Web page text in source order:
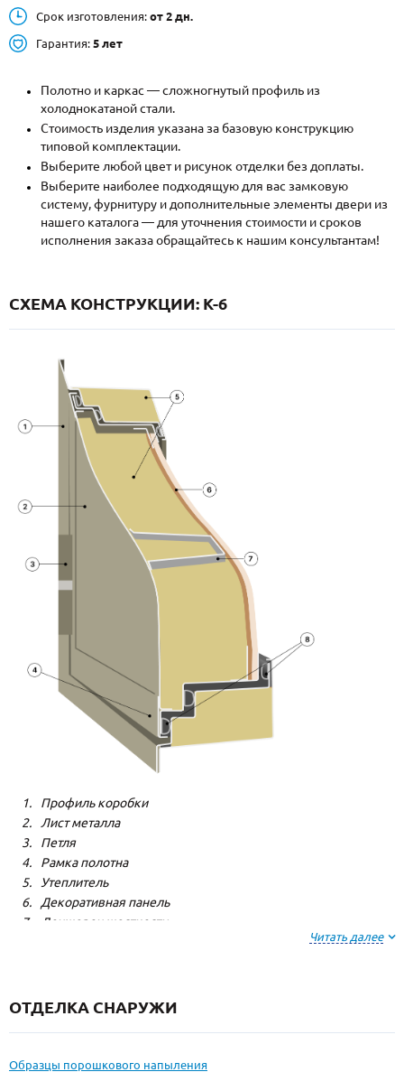
НАЙТИ:
+7 (495) 411-44-41
INFO@META-M.RU
ЗАПРОСИТЬ РАСЧЕТ
Каталог Распродажа Как купить
Записаться на замер
Срок изготовления: от 2 дн.
Гарантия: 5 лет
Полотно и каркас — сложногнутый профиль из
холоднокатаной стали.
Стоимость изделия указана за базовую конструкцию
типовой комплектации.
Выберите любой цвет и рисунок отделки без доплаты.
Выберите наиболее подходящую для вас замковую
систему, фурнитуру и дополнительные элементы двери из
нашего каталога — для уточнения стоимости и сроков
исполнения заказа обращайтесь к нашим консультантам!
СХЕМА КОНСТРУКЦИИ: K-6
Профиль коробки
Лист металла
Петля
Рамка полотна
Утеплитель
Декоративная панель
Лонжерон жесткости
Читать далее
ОТДЕЛКА СНАРУЖИ
Образцы порошкового напыления